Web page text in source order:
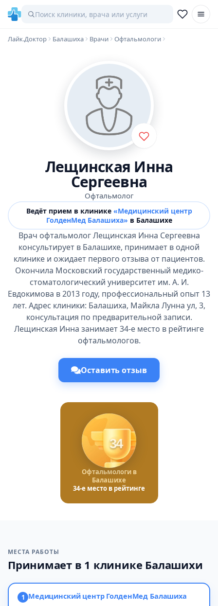
Лайк.Доктор Балашиха Врачи Офтальмологи
Лещинская Инна
Сергеевна
Офтальмолог
Ведёт прием в клинике «Медицинский центр
ГолденМед Балашиха» в Балашихе
Врач офтальмолог Лещинская Инна Сергеевна
консультирует в Балашихе, принимает в одной
клинике и ожидает первого отзыва от пациентов.
Окончила Московский государственный медико-
стоматологический университет им. А. И.
Евдокимова в 2013 году, профессиональный опыт 13
лет. Адрес клиники: Балашиха, Майкла Лунна ул, 3,
консультация по предварительной записи.
Лещинская Инна занимает 34-е место в рейтинге
офтальмологов.
Оставить отзыв
34
Офтальмологи в
Балашихе
34-е место в рейтинге
МЕСТА РАБОТЫ
Принимает в 1 клинике Балашихи
1 Медицинский центр ГолденМед Балашиха